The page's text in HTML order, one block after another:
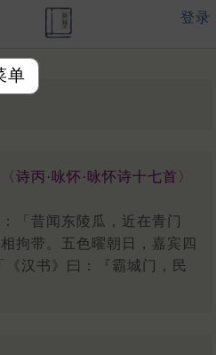
单
登录
诗丙·咏怀·咏怀诗十七首〉
「昔闻东陵瓜，近在青门
拘带。五色曜朝日，嘉宾四
《汉书》曰：『霸城门，民